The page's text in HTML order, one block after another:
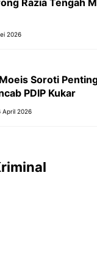
Razia Tengah
2026
Soroti
PDIP Kukar
April 2026